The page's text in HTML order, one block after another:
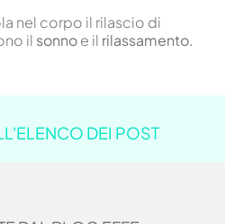
nel corpo il rilascio di
il sonnoe il rilassamento.
DEI POST